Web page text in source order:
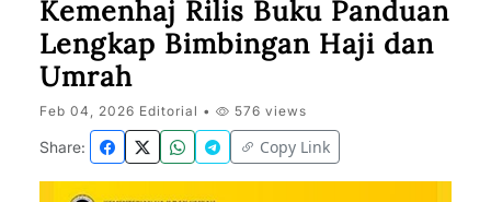
Kemenhaj Rilis Buku Panduan
Lengkap Bimbingan Haji dan
Umrah
Feb 04, 2026 Editorial • 576 views
Share: Copy Link